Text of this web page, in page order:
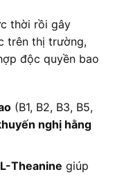
thời rồi gây
trên thị trường,
độc quyền bao
(B1, B2, B3, B5,
nghị hằng
L-Theanine giúp